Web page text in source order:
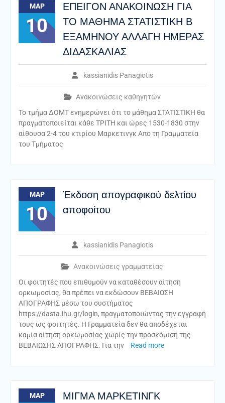
ΜΑΡ
10
ΕΠΕΙΓΟΝ ΑΝΑΚΟΙΝΩΣΗ ΓΙΑ
ΤΟ ΜΑΘΗΜΑ ΣΤΑΤΙΣΤΙΚΗ Β
ΕΞΑΜΗΝΟΥ ΑΛΛΑΓΗ ΗΜΕΡΑΣ
ΔΙΔΑΣΚΑΛΙΑΣ
kassianidis Panagiotis
Ανακοινώσεις καθηγητών
Το τμήμα ΔΟΜΤ ενημερώνει ότι το μάθημα ΣΤΑΤΙΣΤΙΚΗ θα
πραγματοποιείται κάθε ΤΡΙΤΗ και ώρες 1530-1830 στην
αίθουσα 2-4 του κτιρίου Μαρκετινγκ Απο τη Γραμματεία
του Τμήματος
ΜΑΡ
10
Έκδοση απογραφικού δελτίου
αποφοίτου
kassianidis Panagiotis
Ανακοινώσεις γραμματείας
Οι φοιτητές που επιθυμούν να καταθέσουν αίτηση
ορκωμοσίας, θα πρέπει να εκδώσουν ΒΕΒΑΙΩΣΗ
ΑΠΟΓΡΑΦΗΣ μέσω του συστήματος
https://dasta.ihu.gr/login, πραγματοποιώντας την εγγραφή
τους ως φοιτητές. Η Γραμματεία δεν θα αποδέχεται
καμία αίτηση ορκωμοσίας χωρίς την προσκόμιση της
ΒΕΒΑΙΩΣΗΣ ΑΠΟΓΡΑΦΗΣ. Για την
Read more
ΜΑΡ ΜΙΓΜΑ ΜΑΡΚΕΤΙΝΓΚ